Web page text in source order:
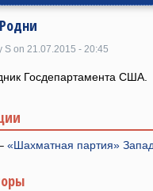
S on 21.07.2015 - 20:45
Госдепартамента США.
«Шахматная партия»